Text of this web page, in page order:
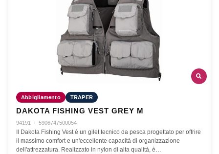
Abbigliamento TRAPER
DAKOTA FISHING VEST GREY M
94191 · 5906747500054
Il Dakota Fishing Vest è un gilet tecnico da pesca progettato per offrire
il massimo comfort e un'eccellente capacità di organizzazione
dell'attrezzatura. Realizzato in nylon di alta qualità, è…